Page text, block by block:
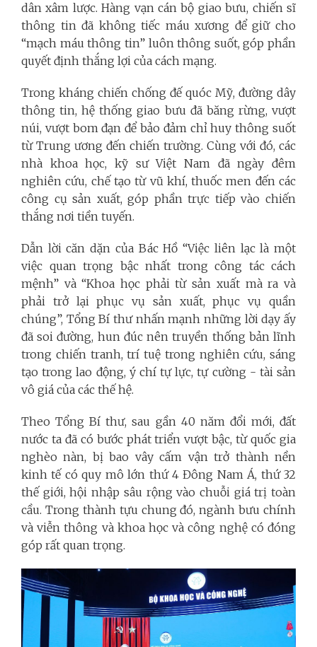
dân xâm lược. Hàng vạn cán bộ giao bưu, chiến sĩ
thông tin đã không tiếc máu xương để giữ cho
“mạch máu thông tin” luôn thông suốt, góp phần
quyết định thắng lợi của cách mạng.
Trong kháng chiến chống đế quóc Mỹ, đường dây
thông tin, hệ thống giao bưu đã băng rừng, vượt
núi, vượt bom đạn để bảo đảm chỉ huy thông suốt
từ Trung ương đến chiến trường. Cùng với đó, các
nhà khoa học, kỹ sư Việt Nam đã ngày đêm
nghiên cứu, chế tạo từ vũ khí, thuốc men đến các
công cụ sản xuất, góp phần trực tiếp vào chiến
thắng nơi tiền tuyến.
Dẫn lời căn dặn của Bác Hồ “Việc liên lạc là một
việc quan trọng bậc nhất trong công tác cách
mệnh” và “Khoa học phải từ sản xuất mà ra và
phải trở lại phục vụ sản xuất, phục vụ quần
chúng”, Tổng Bí thư nhấn mạnh những lời dạy ấy
đã soi đường, hun đúc nên truyền thống bản lĩnh
trong chiến tranh, trí tuệ trong nghiên cứu, sáng
tạo trong lao động, ý chí tự lực, tự cường - tài sản
vô giá của các thế hệ.
Theo Tổng Bí thư, sau gần 40 năm đổi mới, đất
nước ta đã có bước phát triển vượt bậc, từ quốc gia
nghèo nàn, bị bao vây cấm vận trở thành nền
kinh tế có quy mô lớn thứ 4 Đông Nam Á, thứ 32
thế giới, hội nhập sâu rộng vào chuỗi giá trị toàn
cầu. Trong thành tựu chung đó, ngành bưu chính
và viễn thông và khoa học và công nghệ có đóng
góp rất quan trọng.